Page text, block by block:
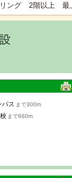
ング 2階以上
ス まで300m
まで660m